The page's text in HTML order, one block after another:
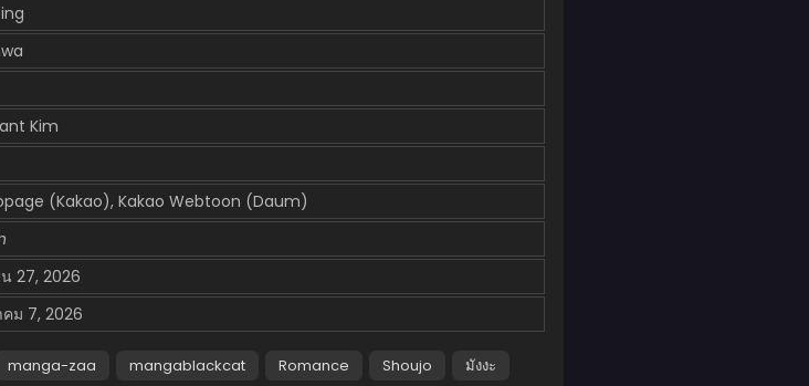
Kim
(Kakao), Kakao Webtoon (Daum)
27, 2026
คม 7, 2026
manga-zaa mangablackcat Romance Shoujo
มังงะ